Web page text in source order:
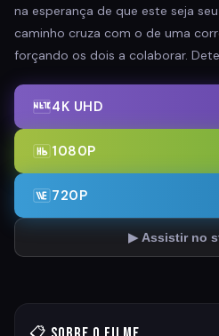
na esperança de que este seja
caminho cruza com o de uma
forçando os dois a colaborar.
4K UHD
1080P
720P
▶ Assistir no